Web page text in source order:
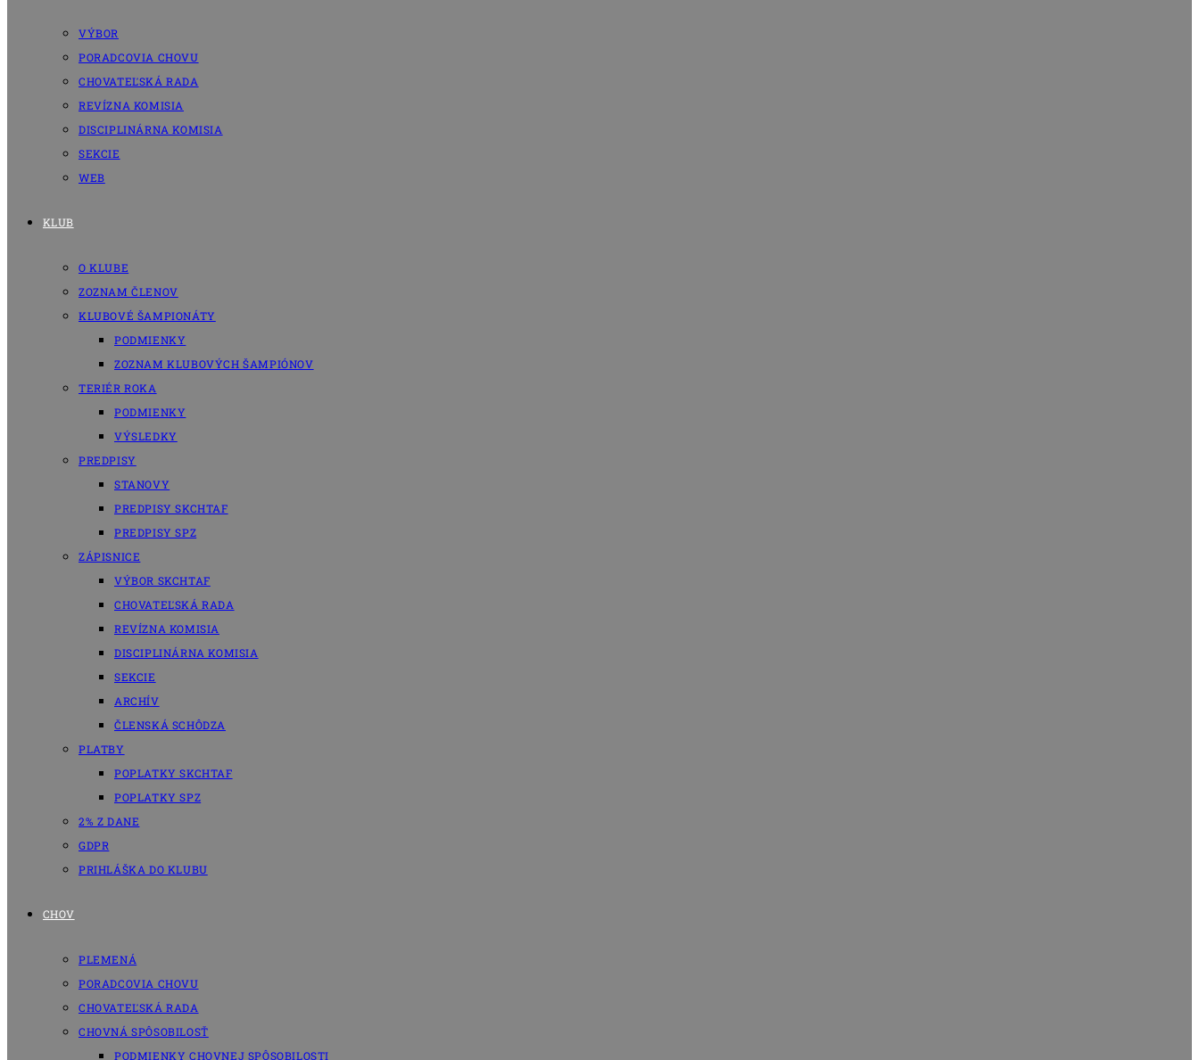
VÝBOR
PORADCOVIA CHOVU
CHOVATEĽSKÁ RADA
REVÍZNA KOMISIA
DISCIPLINÁRNA KOMISIA
SEKCIE
WEB
KLUB
O KLUBE
ZOZNAM ČLENOV
KLUBOVÉ ŠAMPIONÁTY
PODMIENKY
ZOZNAM KLUBOVÝCH ŠAMPIÓNOV
TERIÉR ROKA
PODMIENKY
VÝSLEDKY
PREDPISY
STANOVY
PREDPISY SKCHTAF
PREDPISY SPZ
ZÁPISNICE
VÝBOR SKCHTAF
CHOVATEĽSKÁ RADA
REVÍZNA KOMISIA
DISCIPLINÁRNA KOMISIA
SEKCIE
ARCHÍV
ČLENSKÁ SCHÔDZA
PLATBY
POPLATKY SKCHTAF
POPLATKY SPZ
2% Z DANE
GDPR
PRIHLÁŠKA DO KLUBU
CHOV
PLEMENÁ
PORADCOVIA CHOVU
CHOVATEĽSKÁ RADA
CHOVNÁ SPÔSOBILOSŤ
PODMIENKY CHOVNEJ SPÔSOBILOSTI